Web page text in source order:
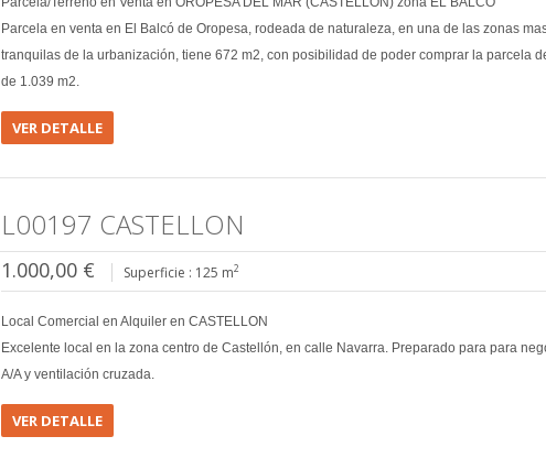
Parcela en venta en El Balcó de Oropesa, rodeada de naturaleza, en una de las zonas
tranquilas de la urbanización, tiene 672 m2, con posibilidad de poder comprar la parcela
de 1.039 m2.
VER DETALLE
L00197 CASTELLON
1.000,00 € Superficie : 125 m2
Local Comercial en Alquiler en CASTELLON
Excelente local en la zona centro de Castellón, en calle Navarra. Preparado para para
A/A y ventilación cruzada.
VER DETALLE